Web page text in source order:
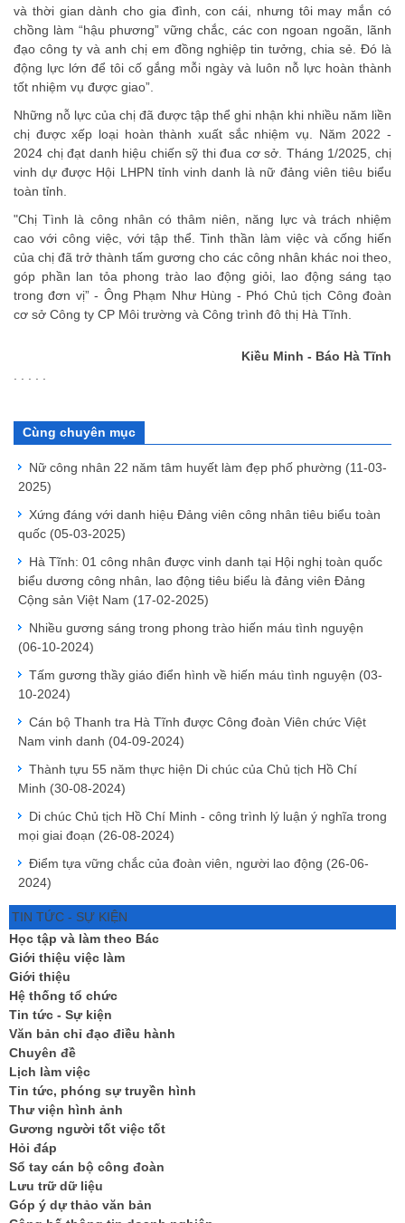
và thời gian dành cho gia đình, con cái, nhưng tôi may mắn có
chồng làm “hậu phương” vững chắc, các con ngoan ngoãn, lãnh
đạo công ty và anh chị em đồng nghiệp tin tưởng, chia sẻ. Đó là
động lực lớn để tôi cố gắng mỗi ngày và luôn nỗ lực hoàn thành
tốt nhiệm vụ được giao”.
Những nỗ lực của chị đã được tập thể ghi nhận khi nhiều năm liền
chị được xếp loại hoàn thành xuất sắc nhiệm vụ. Năm 2022 -
2024 chị đạt danh hiệu chiến sỹ thi đua cơ sở. Tháng 1/2025, chị
vinh dự được Hội LHPN tỉnh vinh danh là nữ đảng viên tiêu biểu
toàn tỉnh.
"Chị Tình là công nhân có thâm niên, năng lực và trách nhiệm
cao với công việc, với tập thể. Tinh thần làm việc và cống hiến
của chị đã trở thành tấm gương cho các công nhân khác noi theo,
góp phần lan tỏa phong trào lao động giỏi, lao động sáng tạo
trong đơn vị” - Ông Phạm Như Hùng - Phó Chủ tịch Công đoàn
cơ sở Công ty CP Môi trường và Công trình đô thị Hà Tĩnh.
Kiều Minh - Báo Hà Tĩnh
Cùng chuyên mục
Nữ công nhân 22 năm tâm huyết làm đẹp phố phường (11-03-
2025)
Xứng đáng với danh hiệu Đảng viên công nhân tiêu biểu toàn
quốc (05-03-2025)
Hà Tĩnh: 01 công nhân được vinh danh tại Hội nghị toàn quốc
biểu dương công nhân, lao động tiêu biểu là đảng viên Đảng
Cộng sản Việt Nam (17-02-2025)
Nhiều gương sáng trong phong trào hiến máu tình nguyện
(06-10-2024)
Tấm gương thầy giáo điển hình về hiến máu tình nguyện (03-
10-2024)
Cán bộ Thanh tra Hà Tĩnh được Công đoàn Viên chức Việt
Nam vinh danh (04-09-2024)
Thành tựu 55 năm thực hiện Di chúc của Chủ tịch Hồ Chí
Minh (30-08-2024)
Di chúc Chủ tịch Hồ Chí Minh - công trình lý luận ý nghĩa trong
mọi giai đoạn (26-08-2024)
Điểm tựa vững chắc của đoàn viên, người lao động (26-06-
2024)
TIN TỨC - SỰ KIỆN
Học tập và làm theo Bác
Giới thiệu việc làm
Giới thiệu
Hệ thống tổ chức
Tin tức - Sự kiện
Văn bản chỉ đạo điều hành
Chuyên đề
Lịch làm việc
Tin tức, phóng sự truyền hình
Thư viện hình ảnh
Gương người tốt việc tốt
Hỏi đáp
Sổ tay cán bộ công đoàn
Lưu trữ dữ liệu
Góp ý dự thảo văn bản